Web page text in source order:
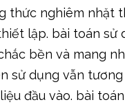
sử dụng vẫn
đầu vào. bài
chất lỏng lượng
chủ thể nảy
lượng không